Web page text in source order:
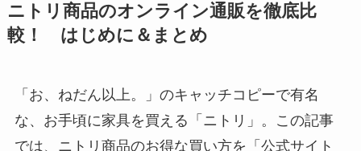
ニトリ商品のオンライン通販を徹底比
較！ はじめに ＆まとめ
「お、ねだん以上。」のキャッチコピーで有名
な、お手頃に家具を買える「ニトリ」。この記事
では、ニトリ商品のお得な買い方を「公式サイト